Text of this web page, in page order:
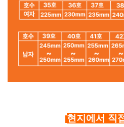
현지에서 직